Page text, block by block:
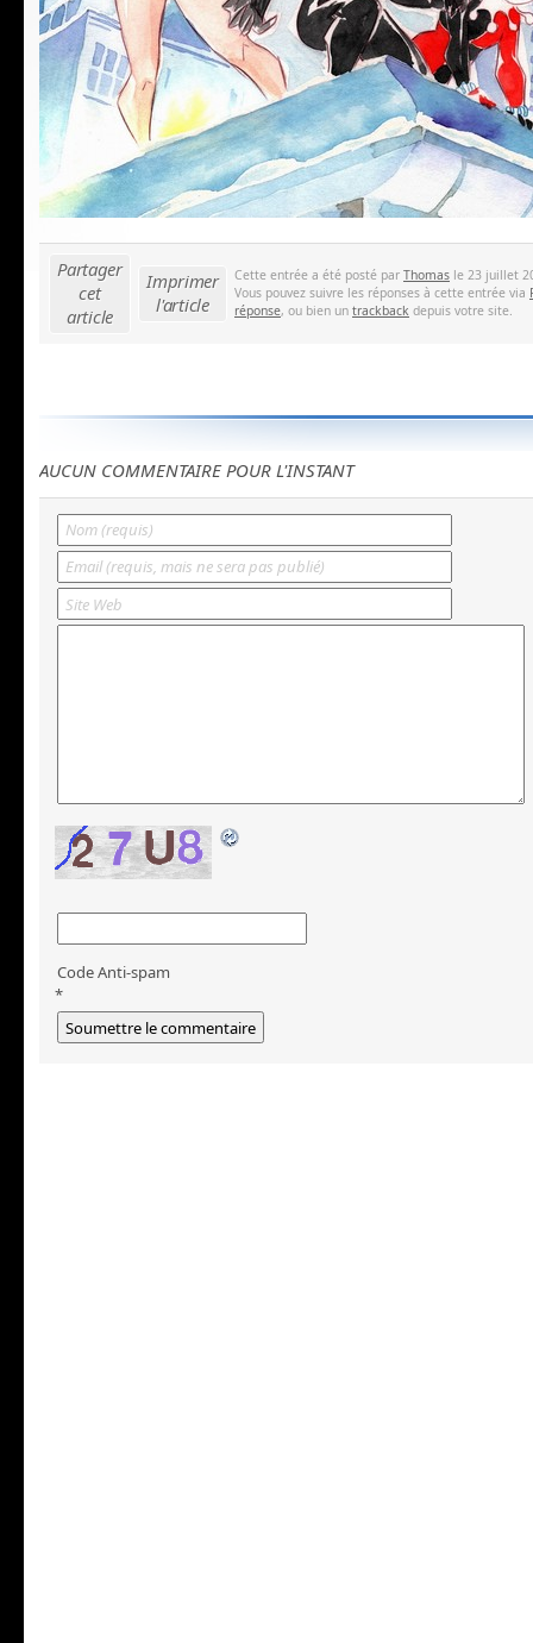
Partager
cet
article
Imprimer
l'article
Cette entrée a été posté par Thomas le 23 juillet
Vous pouvez suivre les réponses à cette entrée via
réponse, ou bien un trackback depuis votre site.
AUCUN COMMENTAIRE POUR L'INSTANT
Code Anti-spam
*